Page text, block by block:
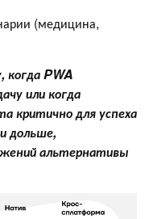
(медицина,
когда PWA
или когда
критично для успеха
дольше,
альтернативы